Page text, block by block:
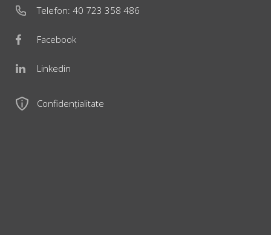
Telefon:40 723 358 486
Facebook
Linkedin
Confidențialitate